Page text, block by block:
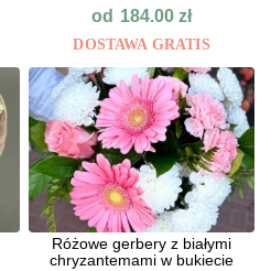
od 184.00zł
DOSTAWA GRATIS
Różowe gerbery z białymi
chryzantemami w bukiecie